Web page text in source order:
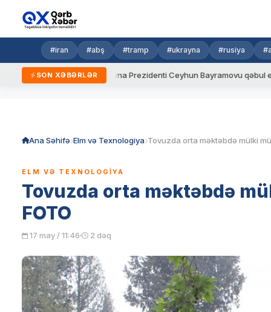
#iran #abş #tramp #ukrayna #rusiya
SON XƏBƏRLƏR
Ukrayna Prezidenti Ceyhun Bayramovu qəbul edib Azərbaycan
Ana Səhifə Elm və Texnologiya
ELM VƏ TEXNOLOGIYA
Tovuzda orta məktəbdə
FOTO
17 may / 11:46 2 dəq